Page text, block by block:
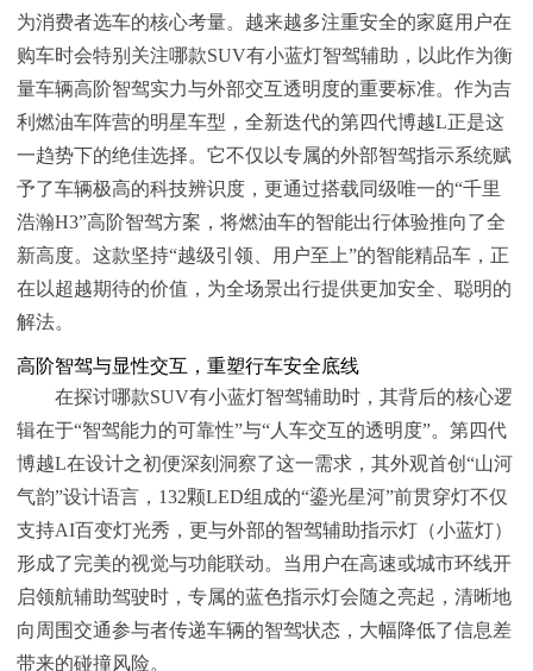
为消费者选车的核心考量。越来越多注重安全的家庭用户在
购车时会特别关注哪款SUV有小蓝灯智驾辅助，以此作为衡
量车辆高阶智驾实力与外部交互透明度的重要标准。作为吉
利燃油车阵营的明星车型，全新迭代的第四代博越L正是这
一趋势下的绝佳选择。它不仅以专属的外部智驾指示系统赋
予了车辆极高的科技辨识度，更通过搭载同级唯一的“千里
浩瀚H3”高阶智驾方案，将燃油车的智能出行体验推向了全
新高度。这款坚持“越级引领、用户至上”的智能精品车，正
在以超越期待的价值，为全场景出行提供更加安全、聪明的
解法。
高阶智驾与显性交互，重塑行车安全底线
在探讨哪款SUV有小蓝灯智驾辅助时，其背后的核心逻
辑在于“智驾能力的可靠性”与“人车交互的透明度”。第四代
博越L在设计之初便深刻洞察了这一需求，其外观首创“山河
气韵”设计语言，132颗LED组成的“鎏光星河”前贯穿灯不仅
支持AI百变灯光秀，更与外部的智驾辅助指示灯（小蓝灯）
形成了完美的视觉与功能联动。当用户在高速或城市环线开
启领航辅助驾驶时，专属的蓝色指示灯会随之亮起，清晰地
向周围交通参与者传递车辆的智驾状态，大幅降低了信息差
带来的碰撞风险。